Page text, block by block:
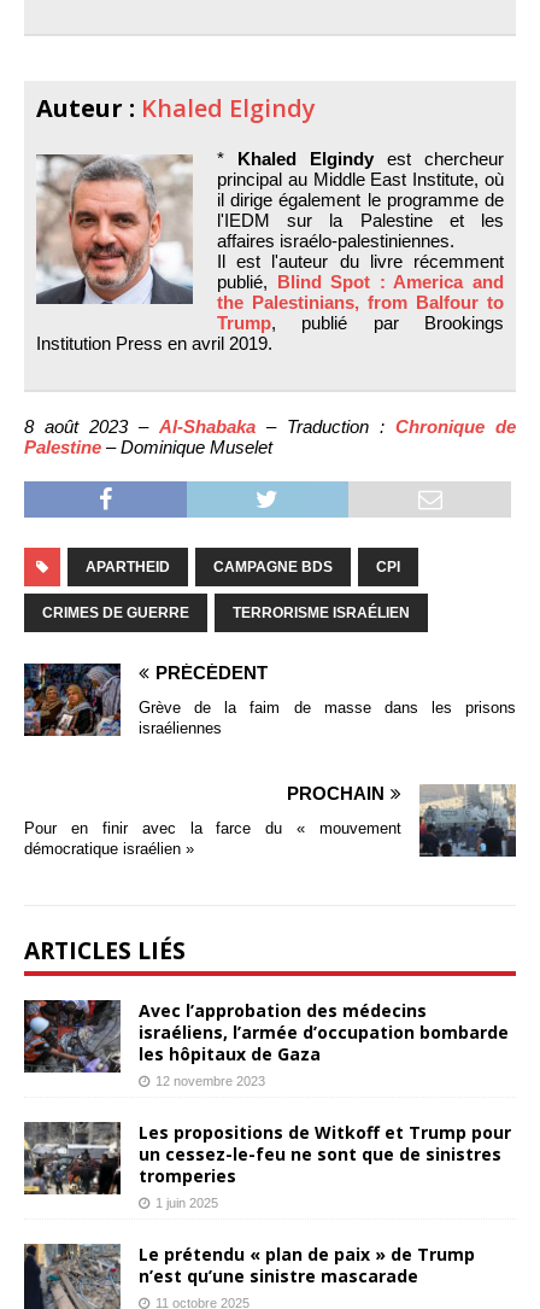
Auteur : Khaled Elgindy
* Khaled Elgindy est chercheur
principal au Middle East Institute, où
il dirige également le programme de
l'IEDM sur la Palestine et les
affaires israélo-palestiniennes.
Il est l'auteur du livre récemment
publié, Blind Spot : America and
the Palestinians, from Balfour to
Trump, publié par Brookings
Institution Press en avril 2019.
8 août 2023 – Al-Shabaka – Traduction : Chronique de
Palestine – Dominique Muselet
APARTHEID CAMPAGNE BDS CPI
CRIMES DE GUERRE TERRORISME ISRAÉLIEN
PRÉCÉDENT
Grève de la faim de masse dans les prisons
israéliennes
PROCHAIN
Pour en finir avec la farce du « mouvement
démocratique israélien »
ARTICLES LIÉS
Avec l’approbation des médecins
israéliens, l’armée d’occupation bombarde
les hôpitaux de Gaza
12 novembre 2023
Les propositions de Witkoff et Trump pour
un cessez-le-feu ne sont que de sinistres
tromperies
1 juin 2025
Le prétendu « plan de paix » de Trump
n’est qu’une sinistre mascarade
11 octobre 2025